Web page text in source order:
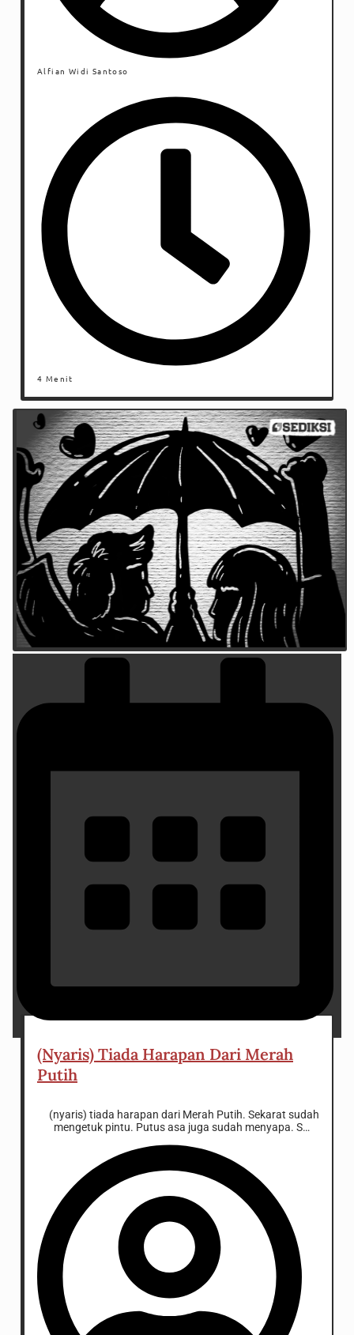
Alfian Widi Santoso
4 Menit
(Nyaris) Tiada Harapan Dari Merah
Putih
(nyaris) tiada harapan dari Merah Putih. Sekarat sudah
mengetuk pintu. Putus asa juga sudah menyapa. Satu
harapan memang benar adanya.